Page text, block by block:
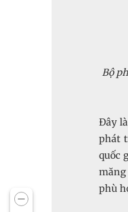
Bộ
Đây
phát
quốc
phù